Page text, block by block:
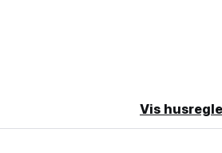
skal betales ved innsjekking.
Vis